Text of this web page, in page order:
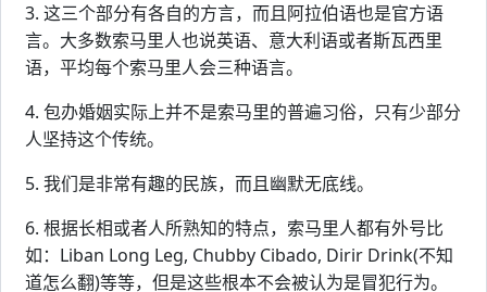
3. 这三个部分有各自的方言，而且阿拉伯语也是官方语
言。大多数索马里人也说英语、意大利语或者斯瓦西里
语，平均每个索马里人会三种语言。
4. 包办婚姻实际上并不是索马里的普遍习俗，只有少部分
人坚持这个传统。
5. 我们是非常有趣的民族，而且幽默无底线。
6. 根据长相或者人所熟知的特点，索马里人都有外号比
如：Liban Long Leg, Chubby Cibado, Dirir Drink(不知
道怎么翻)等等，但是这些根本不会被认为是冒犯行为。